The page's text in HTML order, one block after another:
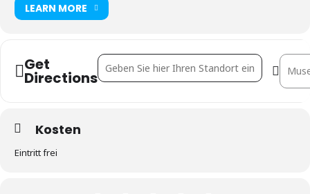
LEARN MORE
Get
Directions
Address - Studio Visits []
Kosten
Eintritt frei